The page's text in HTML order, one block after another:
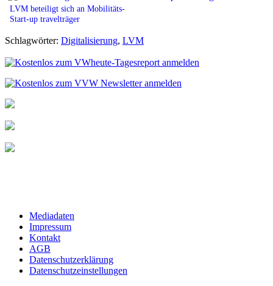
LVM beteiligt sich an Mobilitäts-
Start-up travelträger
Schlagwörter: Digitalisierung, LVM
Mediadaten
Impressum
Kontakt
AGB
Datenschutzerklärung
Datenschutzeinstellungen